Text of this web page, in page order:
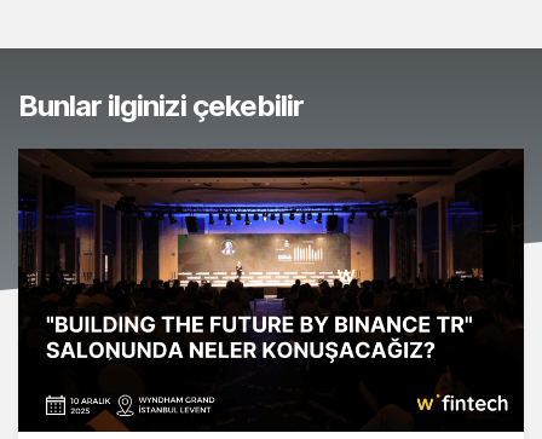
Bunlar ilginizi çekebilir